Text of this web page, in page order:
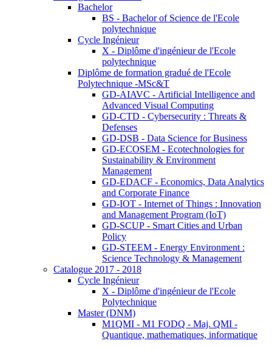
Bachelor
BS - Bachelor of Science de l'Ecole
polytechnique
Cycle Ingénieur
X - Diplôme d'ingénieur de l'Ecole
polytechnique
Diplôme de formation gradué de l'Ecole
Polytechnique -MSc&T
GD-AIAVC - Artificial Intelligence and
Advanced Visual Computing
GD-CTD - Cybersecurity : Threats &
Defenses
GD-DSB - Data Science for Business
GD-ECOSEM - Ecotechnologies for
Sustainability & Environment
Management
GD-EDACF - Economics, Data Analytics
and Corporate Finance
GD-IOT - Internet of Things : Innovation
and Management Program (IoT)
GD-SCUP - Smart Cities and Urban
Policy
GD-STEEM - Energy Environment :
Science Technology & Management
Catalogue 2017 - 2018
Cycle Ingénieur
X - Diplôme d'ingénieur de l'Ecole
Polytechnique
Master (DNM)
M1QMI - M1 FODQ - Maj. QMI -
Quantique, mathematiques, informatique